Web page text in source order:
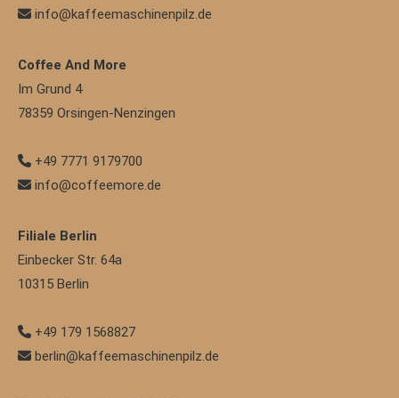
info@kaffeemaschinenpilz.de
Coffee And More
Im Grund 4
78359 Orsingen-Nenzingen
+49 7771 9179700
info@coffeemore.de
Filiale Berlin
Einbecker Str. 64a
10315 Berlin
+49 179 1568827
berlin@kaffeemaschinenpilz.de